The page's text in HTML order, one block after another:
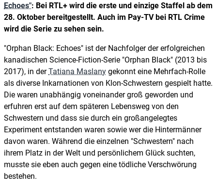
Echoes": Bei RTL+ wird die erste und einzige Staffel ab dem
28. Oktober bereitgestellt. Auch im Pay-TV bei RTL Crime
wird die Serie zu sehen sein.
"Orphan Black: Echoes" ist der Nachfolger der erfolgreichen
kanadischen Science-Fiction-Serie "Orphan Black" (2013 bis
2017), in derTatiana Maslany gekonnt eine Mehrfach-Rolle
als diverse Inkarnationen von Klon-Schwestern gespielt hatte.
Die waren unabhängig voneinander groß geworden und
erfuhren erst auf dem späteren Lebensweg von den
Schwestern und dass sie durch ein großangelegtes
Experiment entstanden waren sowie wer die Hintermänner
davon waren. Während die einzelnen "Schwestern" nach
ihrem Platz in der Welt und persönlichem Glück suchten,
musste sie eben auch gegen eine tödliche Verschwörung
bestehen.